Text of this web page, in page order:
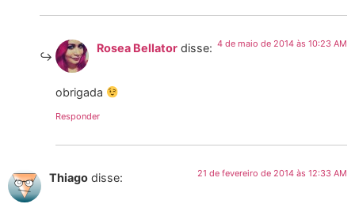
Rosea Bellator disse: 4 de maio de 2014 às 10:23 AM
obrigada
Responder
Thiago disse: 21 de fevereiro de 2014 às 12:33 AM